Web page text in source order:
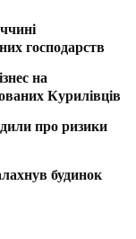
господарств
на
Курилівців
про ризики
будинок